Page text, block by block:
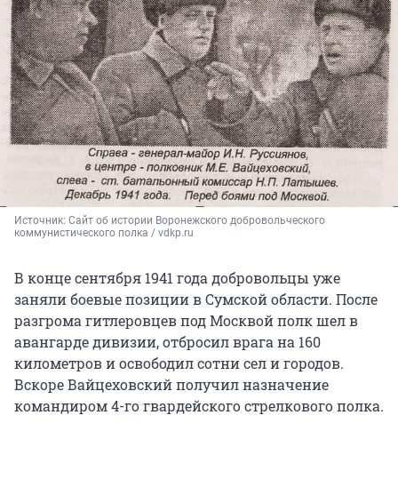
Источник: Сайт об истории Воронежского добровольческого
коммунистического полка / vdkp.ru
В конце сентября 1941 года добровольцы уже
заняли боевые позиции в Сумской области. После
разгрома гитлеровцев под Москвой полк шел в
авангарде дивизии, отбросил врага на 160
километров и освободил сотни сел и городов.
Вскоре Вайцеховский получил назначение
командиром 4-го гвардейского стрелкового полка.